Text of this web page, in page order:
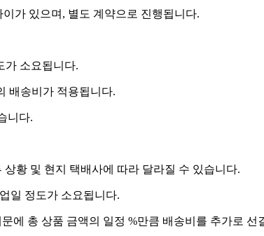
가 있으며, 별도 계약으로 진행됩니다.
가 소요됩니다.
배송비가 적용됩니다.
니다.
황 및 현지 택배사에 따라 달라질 수 있습니다.
일 정도가 소요됩니다.
에 총 상품 금액의 일정 %만큼 배송비를 추가로 선